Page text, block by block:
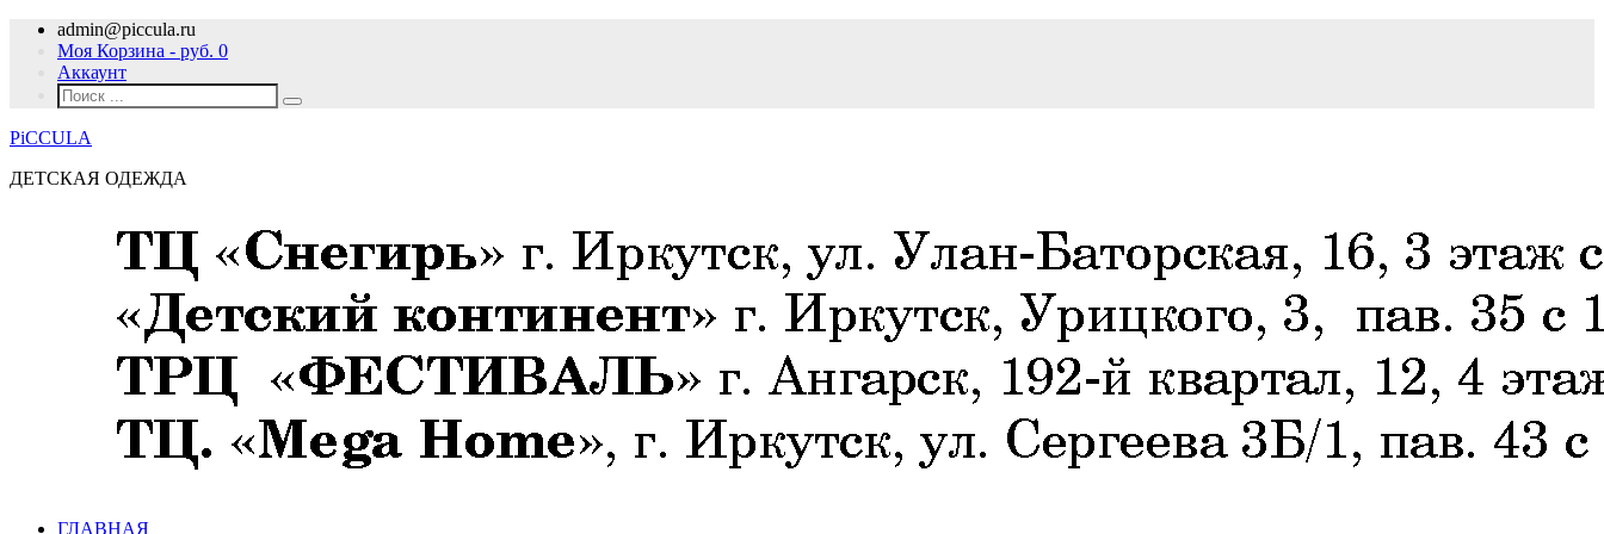
admin@piccula.ru
Моя Корзина - руб. 0
Аккаунт
PiCCULA
ДЕТСКАЯ ОДЕЖДА
ГЛАВНАЯ